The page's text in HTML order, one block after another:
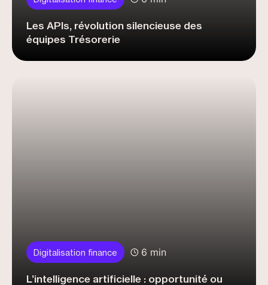
Les APIs, révolution silencieuse des
équipes Trésorerie
Digitalisation finance 6 min
L’intelligence artificielle : opportunité ou